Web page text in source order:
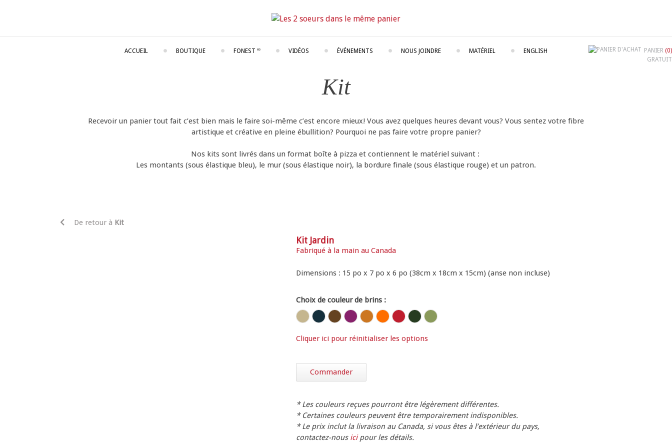
ACCUEIL BOUTIQUE FONEST MD VIDÉOS ÉVÉNEMENTS NOUS JOINDRE MATÉRIEL ENGLISH PANIER (0)
GRATUIT
Kit
Recevoir un panier tout fait c’est bien mais le faire soi-même c’est encore mieux! Vous avez quelques heures devant vous? Vous sentez votre fibre
artistique et créative en pleine ébullition? Pourquoi ne pas faire votre propre panier?
Nos kits sont livrés dans un format boîte à pizza et contiennent le matériel suivant :
Les montants (sous élastique bleu), le mur (sous élastique noir), la bordure finale (sous élastique rouge) et un patron.
De retour à Kit
Kit Jardin
Fabriqué à la main au Canada
Dimensions : 15 po x 7 po x 6 po (38cm x 18cm x 15cm) (anse non incluse)
Choix de couleur de brins :
Cliquer ici pour réinitialiser les options
Commander
* Les couleurs reçues pourront être légèrement différentes.
* Certaines couleurs peuvent être temporairement indisponibles.
* Le prix inclut la livraison au Canada, si vous êtes à l’extérieur du pays,
contactez-nous icipour les détails.